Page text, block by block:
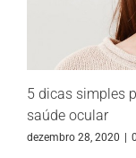
5 dicas simples
saúde ocular
dezembro 28, 2020